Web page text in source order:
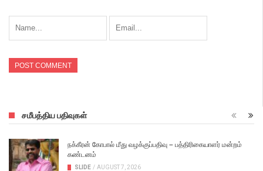
சமீபத்திய பதிவுகள்
நக்கீரன் கோபால் மீது வழக்குப்பதிவு – பத்திரிகையாளர் மன்றம்
கண்டனம்
SLIDE / AUGUST 7, 2026